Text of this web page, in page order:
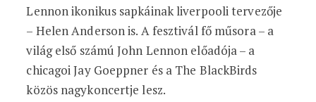
Lennon ikonikus sapkáinak liverpooli tervezője
– Helen Anderson is. A fesztivál fő műsora – a
világ első számú John Lennon előadója – a
chicagoi Jay Goeppner és a The BlackBirds
közös nagykoncertje lesz.